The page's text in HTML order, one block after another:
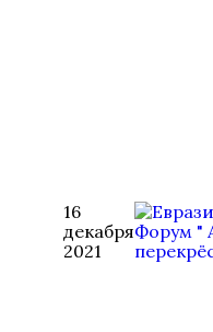
16
декабря
2021